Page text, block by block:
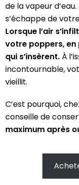
de la vapeur
s’échappe de
Lorsque l’air
votre poppers, en
qui s’insèrent. À
incontournable,
vieillit.
C’est pourquoi,
conseille de
maximum après